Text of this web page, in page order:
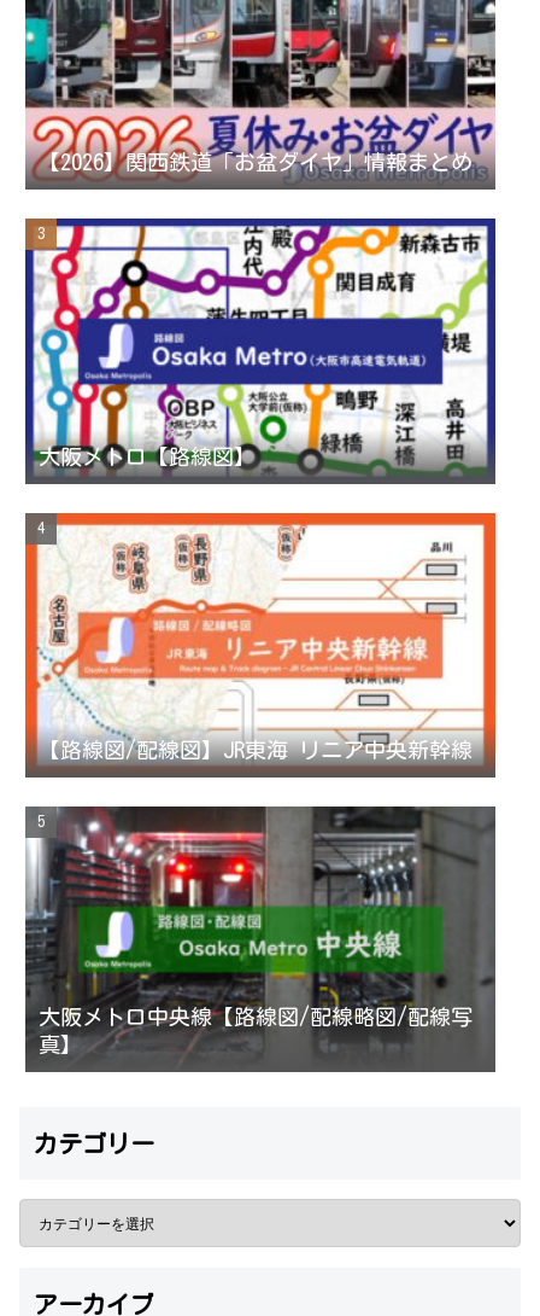
a
n
n
e
【2026】関西鉄道「お盆ダイヤ」情報まとめ
大阪メトロ【路線図】
【路線図/配線図】JR東海 リニア中央新幹線
大阪メトロ中央線【路線図/配線略図/配線写
真】
カテゴリー
アーカイブ